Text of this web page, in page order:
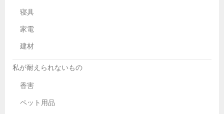
寝具
家電
建材
私が耐えられないもの
香害
ペット用品